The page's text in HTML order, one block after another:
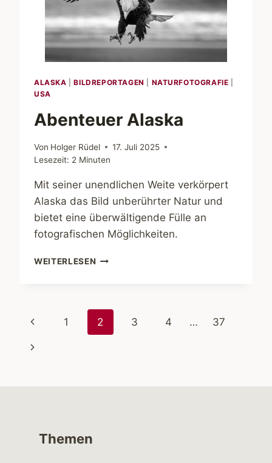
ALASKA |BILDREPORTAGEN NATURFOTOGRAFIE
USA
Abenteuer Alaska
Von Holger Rüdel
17. Juli 2025
Lesezeit: 2 Minuten
Mit seiner unendlichen Weite verkörpert
Alaska das Bild unberührter Natur und
bietet eine überwältigende Fülle an
fotografischen Möglichkeiten.
WEITERLESEN ABENTEUER
Seitennavigation
Vorherige
Seite
1 2 3 4 … 37
Nächste
Themen